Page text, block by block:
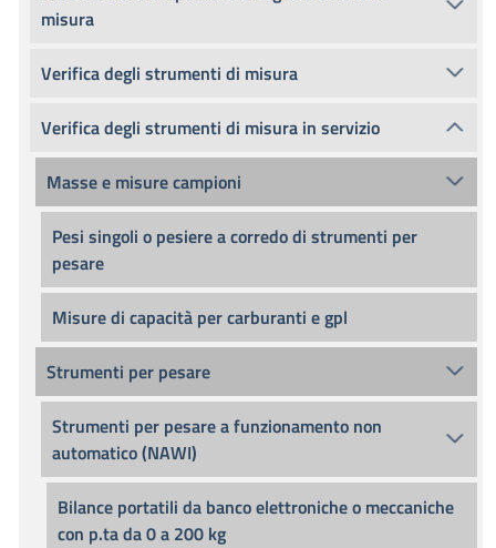
misura
Verifica degli strumenti di misura
Verifica degli strumenti di misura in servizio
Masse e misure campioni
Pesi singoli o pesiere a corredo di strumenti per
pesare
Misure di capacità per carburanti e gpl
Strumenti per pesare
Strumenti per pesare a funzionamento non
automatico (NAWI)
Bilance portatili da banco elettroniche o meccaniche
con p.ta da 0 a 200 kg